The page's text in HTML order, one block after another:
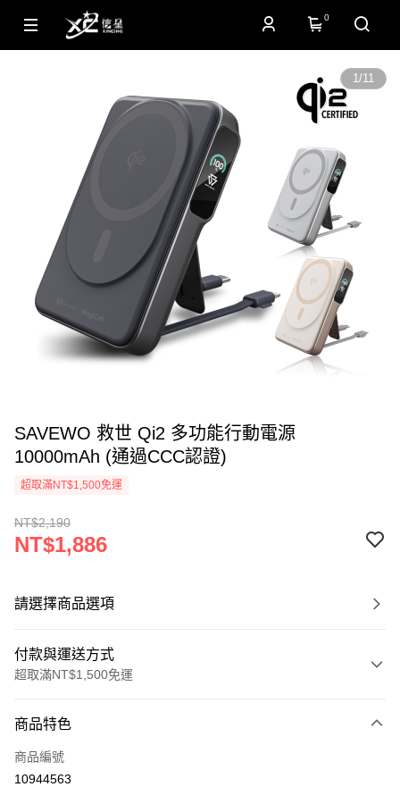
0
1/11
SAVEWO 救世 Qi2 多功能行動電源
10000mAh (通過CCC認證)
超取滿NT$1,500免運
NT$2,190
NT$1,886
請選擇商品選項
付款與運送方式
超取滿NT$1,500免運
信用卡一次付款
信用卡分期付款
商品特色
商品編號
10944563